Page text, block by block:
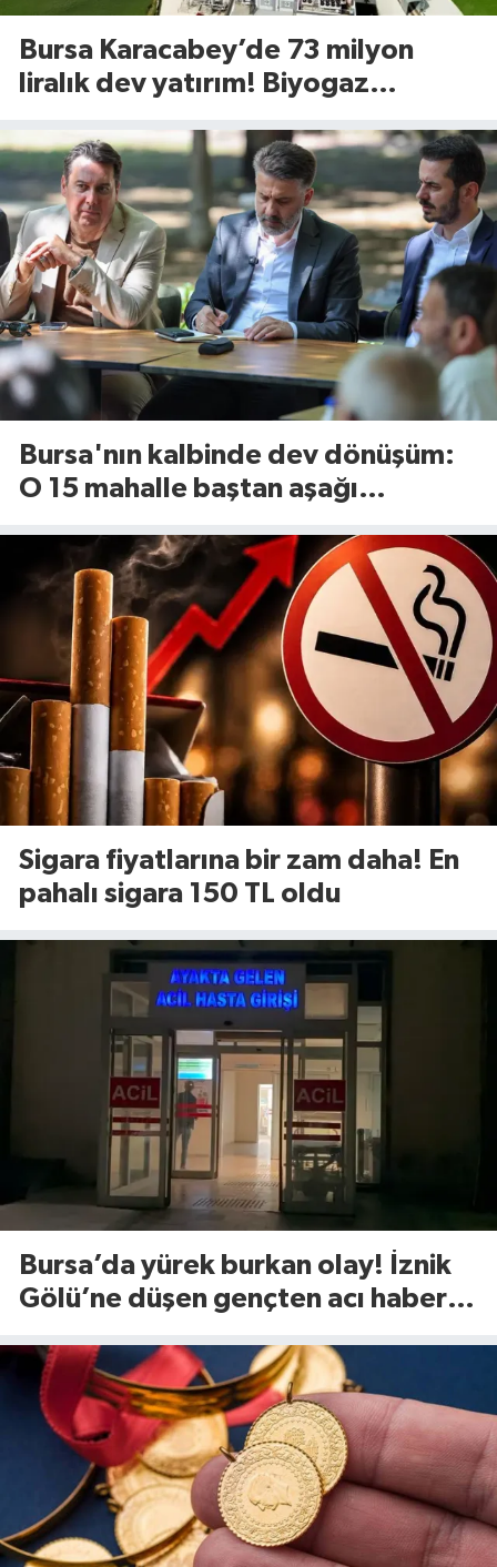
Bursa Karacabey’de 73 milyon
liralık dev yatırım! Biyogaz
yükseliyor
Bursa'nın kalbinde dev dönüşüm:
O 15 mahalle baştan aşağı
Sigara fiyatlarına bir zam daha! En
pahalı sigara 150 TL oldu
Bursa’da yürek burkan olay! İznik
Gölü’ne düşen gençten acı haber